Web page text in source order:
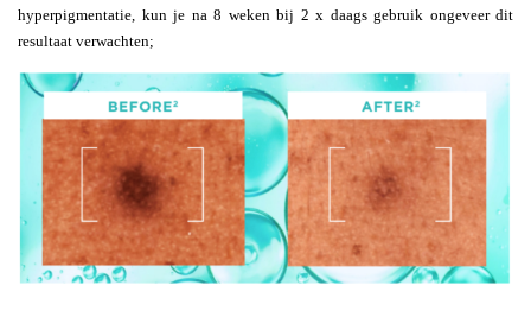
hyperpigmentatie, kun je na 8 weken bij 2 x daags gebruik ongeveer dit
resultaat verwachten;